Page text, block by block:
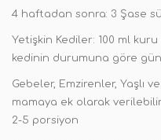
4 haftadan sonra: 3 Şase
Yetişkin Kediler: 100 ml
kedinin durumuna göre
Gebeler, Emzirenler, Yaşlı
mamaya ek olarak
2-5 porsiyon